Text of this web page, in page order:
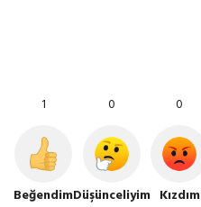
1
Beğendim
0
Düşünceliyim
0
Kızdım